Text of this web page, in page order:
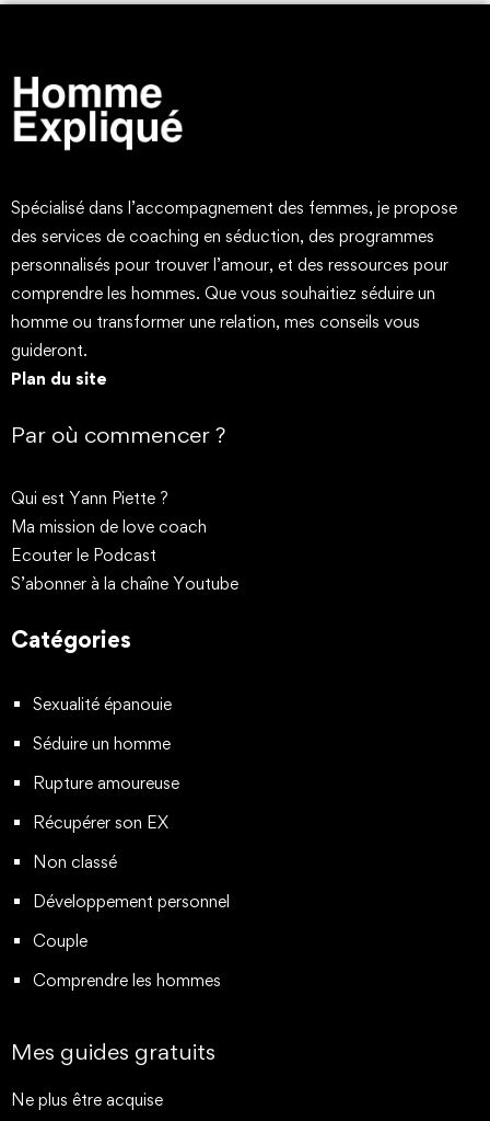
Spécialisé dans l’accompagnement des femmes, je propose
des services de coaching en séduction, des programmes
personnalisés pour trouver l’amour, et des ressources pour
comprendre les hommes. Que vous souhaitiez séduire un
homme ou transformer une relation, mes conseils vous
guideront.
Plan du site
Par où commencer ?
Qui est Yann Piette ?
Ma mission de love coach
Ecouter le Podcast
S’abonner à la chaîne Youtube
Catégories
Sexualité épanouie
Séduire un homme
Rupture amoureuse
Récupérer son EX
Non classé
Développement personnel
Couple
Comprendre les hommes
Mes guides gratuits
Ne plus être acquise